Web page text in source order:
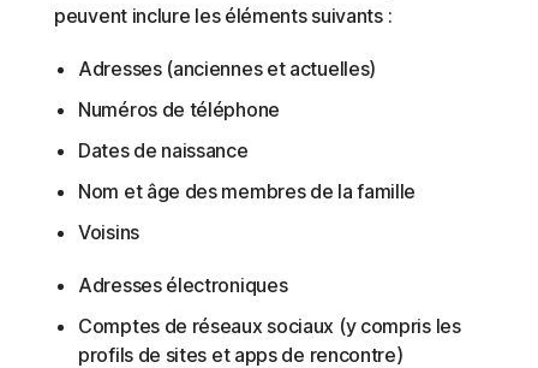
peuvent inclure les éléments suivants :
Adresses (anciennes et actuelles)
Numéros de téléphone
Dates de naissance
Nom et âge des membres de la famille
Voisins
Adresses électroniques
Comptes de réseaux sociaux (y compris les
profils de sites et apps de rencontre)